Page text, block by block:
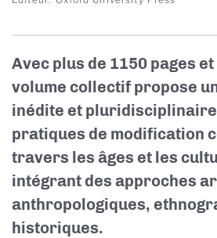
Avec plus de 1150 pages
volume collectif propose
inédite et
pratiques de modification
travers les âges et les
intégrant des approches
anthropologiques,
historiques.